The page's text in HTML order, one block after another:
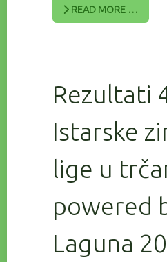
READ MORE …
Rezultati
Istarske
lige u
powered
Laguna